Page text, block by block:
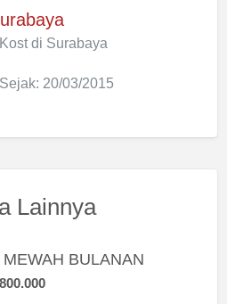
di Surabaya
20/03/2015
Lainnya
MEWAH BULANAN